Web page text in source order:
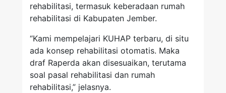
rehabilitasi, termasuk keberadaan rumah
rehabilitasi di Kabupaten Jember.
“Kami mempelajari KUHAP terbaru, di situ
ada konsep rehabilitasi otomatis. Maka
draf Raperda akan disesuaikan, terutama
soal pasal rehabilitasi dan rumah
rehabilitasi,” jelasnya.